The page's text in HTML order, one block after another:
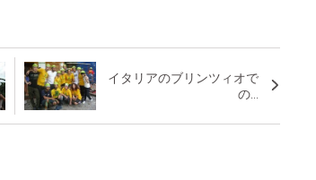
イタリアのブリンツィオで
の...